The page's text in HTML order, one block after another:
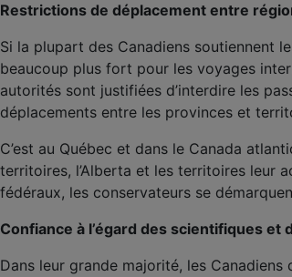
Restrictions de déplacement entre
Si la plupart des Canadiens soutiennent
beaucoup plus fort pour les voyages
autorités sont justifiées d’interdire les
déplacements entre les provinces et
C’est au Québec et dans le Canada
territoires, l’Alberta et les territoires leur
fédéraux, les conservateurs se
Confiance à l’égard des scientifiques et
Dans leur grande majorité, les